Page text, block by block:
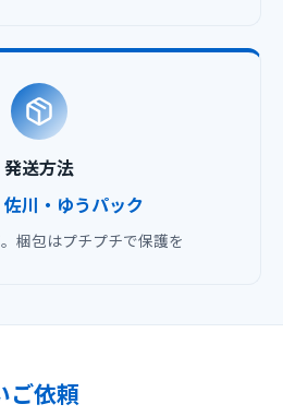
発送方法
川・ゆうパック
梱包はプチプチで保護を
ご依頼